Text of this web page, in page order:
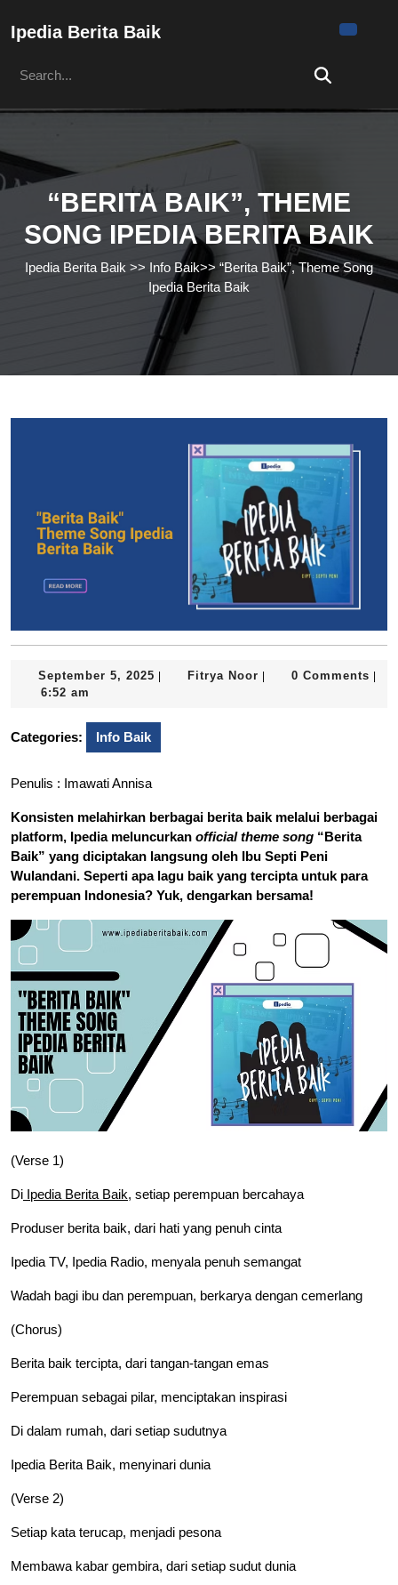
Ipedia Berita Baik
for:
“BERITA BAIK”, THEME
SONG IPEDIA BERITA BAIK
Ipedia Berita Baik >> Info Baik>> “Berita Baik”, Theme Song
Ipedia Berita Baik
September 5, 2025 September
| Fitrya Noor Fitrya
| 0 Comments |
6:52 am
Categories: Info Baik
Penulis : Imawati Annisa
Konsisten melahirkan berbagai berita baik melalui berbagai
platform, Ipedia meluncurkan official theme song “Berita
Baik” yang diciptakan langsung oleh Ibu Septi Peni
Wulandani. Seperti apa lagu baik yang tercipta untuk para
perempuan Indonesia? Yuk, dengarkan bersama!
(Verse 1)
Di Ipedia Berita Baik, setiap perempuan bercahaya
Produser berita baik, dari hati yang penuh cinta
Ipedia TV, Ipedia Radio, menyala penuh semangat
Wadah bagi ibu dan perempuan, berkarya dengan cemerlang
(Chorus)
Berita baik tercipta, dari tangan-tangan emas
Perempuan sebagai pilar, menciptakan inspirasi
Di dalam rumah, dari setiap sudutnya
Ipedia Berita Baik, menyinari dunia
(Verse 2)
Setiap kata terucap, menjadi pesona
Membawa kabar gembira, dari setiap sudut dunia